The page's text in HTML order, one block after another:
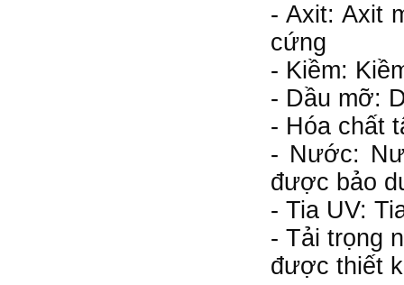
- Axit: Axit
cứng
- Kiềm:
- Dầu mỡ:
- Hóa chất
- Nước:
được bảo
- Tia UV:
- Tải trọng
được thiết